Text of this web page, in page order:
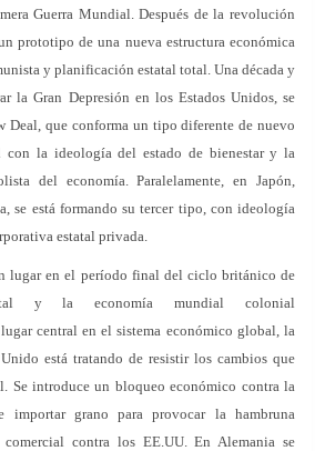
Guerra Mundial. Después de la revolución
prototipo de una nueva estructura económica
y planificación estatal total. Una década y
la Gran Depresión en los Estados Unidos, se
Deal, que conforma un tipo diferente de nuevo
con la ideología del estado de bienestar y la
del economía. Paralelamente, en Japón,
se está formando su tercer tipo, con ideología
estatal privada.
lugar en el período final del ciclo británico de
y la economía mundial colonial
central en el sistema económico global, la
está tratando de resistir los cambios que
Se introduce un bloqueo económico contra la
importar grano para provocar la hambruna
contra los EE.UU. En Alemania se